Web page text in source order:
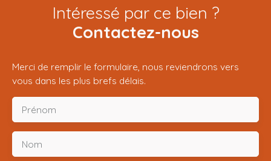
Intéressé par ce bien ?
Contactez-nous
Merci de remplir le formulaire, nous reviendrons vers
vous dans les plus brefs délais.
Prénom
Nom